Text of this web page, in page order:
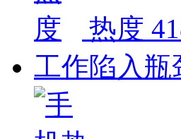
热度
工作陷入瓶